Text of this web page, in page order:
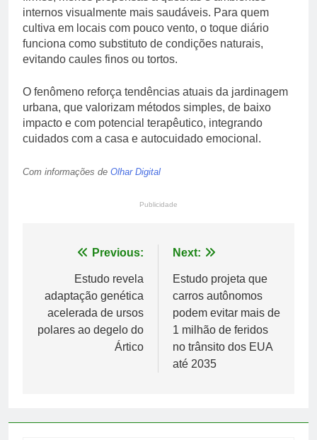
internos visualmente mais saudáveis. Para quem
cultiva em locais com pouco vento, o toque diário
funciona como substituto de condições naturais,
evitando caules finos ou tortos.
O fenômeno reforça tendências atuais da jardinagem
urbana, que valorizam métodos simples, de baixo
impacto e com potencial terapêutico, integrando
cuidados com a casa e autocuidado emocional.
Com informações de Olhar Digital
Publicidade
Navegação
Post
Previous:
Estudo revela
adaptação genética
acelerada de ursos
polares ao degelo do
Ártico
Next:
Estudo projeta que
carros autônomos
podem evitar mais de
1 milhão de feridos
no trânsito dos EUA
até 2035